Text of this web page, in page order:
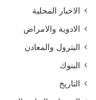
الاخبار المحلية
الادوية والامراض
البترول والمعادن
البنوك
التاريخ